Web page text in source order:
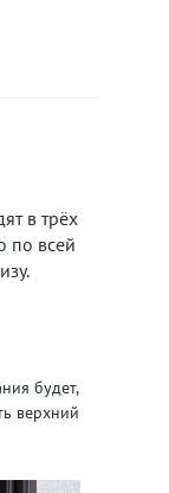
в трёх
по всей
будет,
верхний